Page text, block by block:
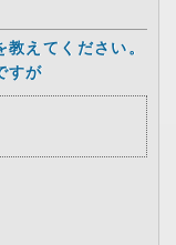
えてください。
すが